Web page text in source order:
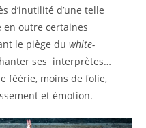
d’inutilité d’une telle
outre certaines
le piège du white-
ses interprètes…
féérie, moins de folie,
et émotion.